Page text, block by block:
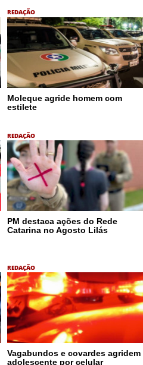
REDAÇÃO
Moleque agride homem com
estilete
REDAÇÃO
PM destaca ações do Rede
Catarina no Agosto Lilás
REDAÇÃO
Vagabundos e covardes agridem
adolescente por celular